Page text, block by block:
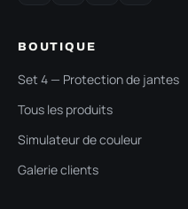
BOUTIQUE
Set 4 — Protection de jantes
Tous les produits
Simulateur de couleur
Galerie clients